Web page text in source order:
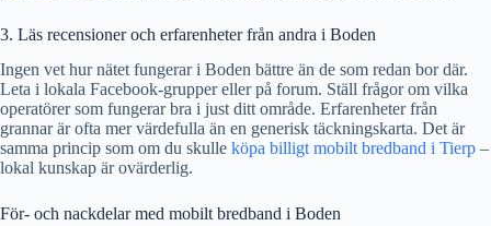
3. Läs recensioner och erfarenheter från andra i Boden
Ingen vet hur nätet fungerar i Boden bättre än de som redan bor där.
Leta i lokala Facebook-grupper eller på forum. Ställ frågor om vilka
operatörer som fungerar bra i just ditt område. Erfarenheter från
grannar är ofta mer värdefulla än en generisk täckningskarta. Det är
samma princip som om du skulle köpa billigt mobilt bredband i Tierp –
lokal kunskap är ovärderlig.
För- och nackdelar med mobilt bredband i Boden